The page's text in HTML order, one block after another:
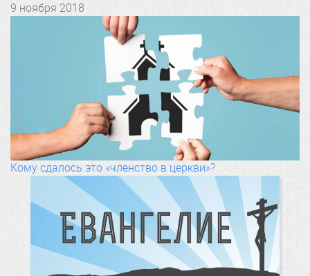
9 ноября 2018
Кому сдалось это «членство в церкви»?